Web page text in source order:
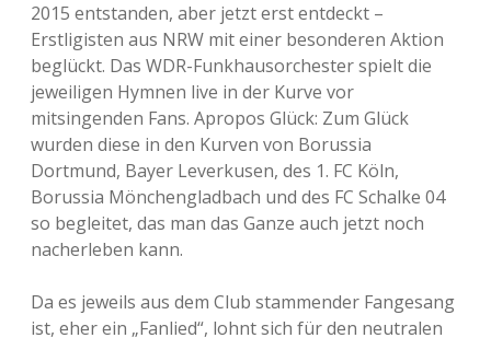
2015 entstanden, aber jetzt erst entdeckt –
Erstligisten aus NRW mit einer besonderen Aktion
beglückt. Das WDR-Funkhausorchester spielt die
jeweiligen Hymnen live in der Kurve vor
mitsingenden Fans. Apropos Glück: Zum Glück
wurden diese in den Kurven von Borussia
Dortmund, Bayer Leverkusen, des 1. FC Köln,
Borussia Mönchengladbach und des FC Schalke 04
so begleitet, das man das Ganze auch jetzt noch
nacherleben kann.
Da es jeweils aus dem Club stammender Fangesang
ist, eher ein „Fanlied“, lohnt sich für den neutralen